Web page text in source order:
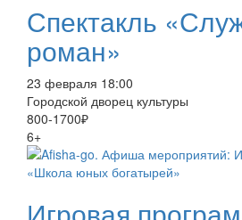
Спектакль
роман»
23 февраля 18:00
Городской дворец культуры
800-1700₽
6+